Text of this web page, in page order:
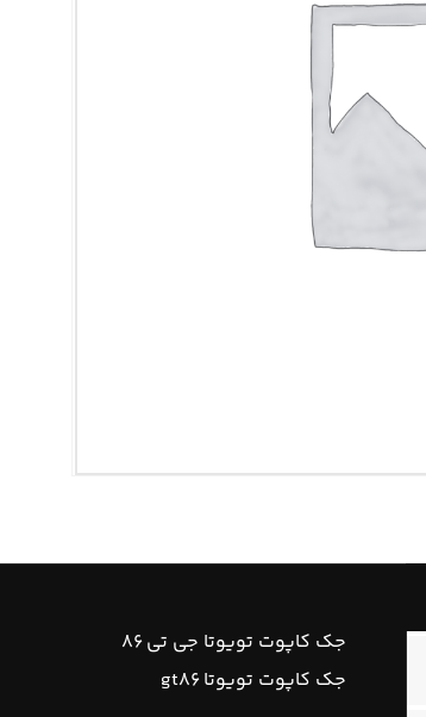
جک کاپوت تویوتا جی تی ۸۶
جک کاپوت تویوتا gt۸۶